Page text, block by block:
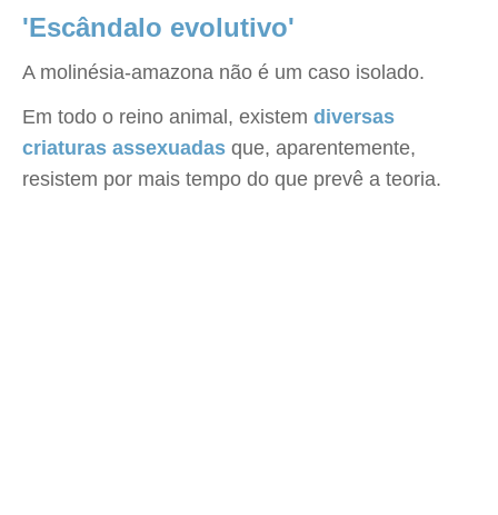
'Escândalo evolutivo'
A molinésia-amazona não é um caso isolado.
Em todo o reino animal, existem diversas
criaturas assexuadas que, aparentemente,
resistem por mais tempo do que prevê a teoria.